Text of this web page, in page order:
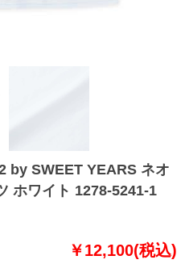
by SWEET YEARS ネオ
ホワイト 1278-5241-1
￥12,100(税込)